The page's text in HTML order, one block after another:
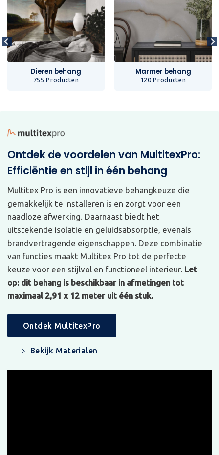
Dieren behang
755 Producten
Marmer behang
120 Producten
Ontdek de voordelen van MultitexPro:
Efficiëntie en stijl in één behang
Multitex Pro is een innovatieve behangkeuze die
gemakkelijk te installeren is en zorgt voor een
naadloze afwerking. Daarnaast biedt het
uitstekende isolatie en geluidsabsorptie, evenals
brandvertragende eigenschappen. Deze combinatie
van functies maakt Multitex Pro tot de perfecte
keuze voor een stijlvol en functioneel interieur. Let
op: dit behang is beschikbaar in afmetingen tot
maximaal 2,91 x 12 meter uit één stuk.
Ontdek MultitexPro
Bekijk Materialen